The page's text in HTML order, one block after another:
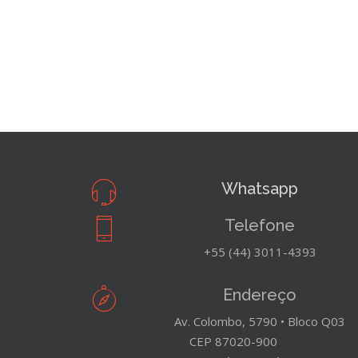
Whatsapp
Telefone
+55 (44) 3011-4393
Endereço
Av. Colombo, 5790 • Bloco Q03
CEP 87020-900